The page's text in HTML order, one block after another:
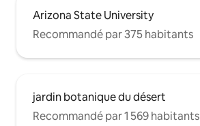
Arizona State University
Recommandé par 375 habitants
jardin botanique du désert
Recommandé par 1 569 habitants